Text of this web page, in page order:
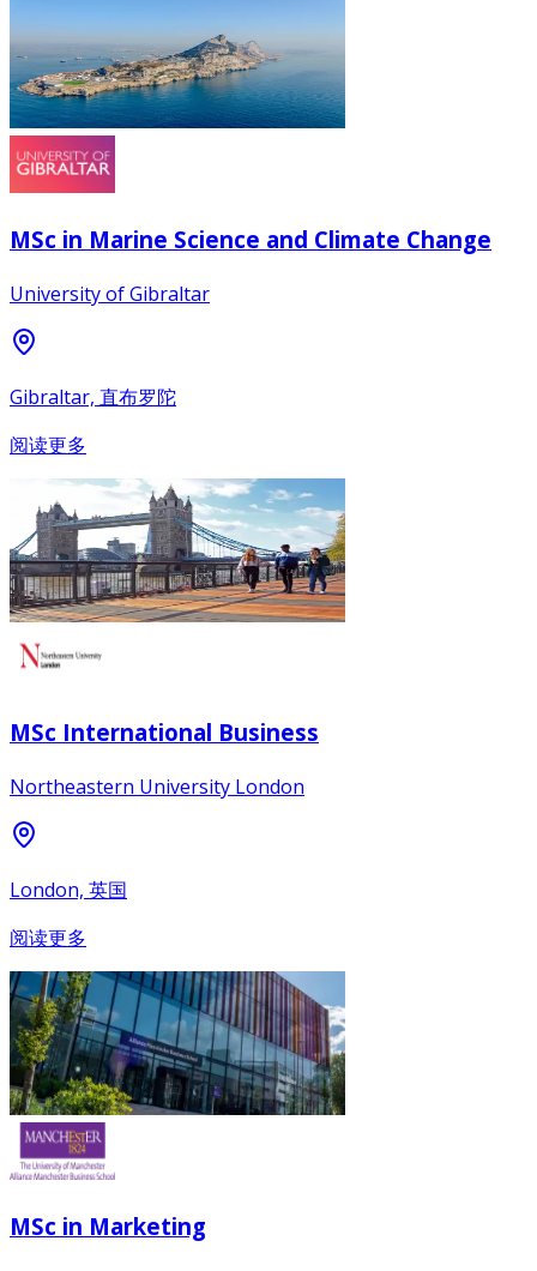
MSc in Marine Science and Climate Change
University of Gibraltar
Gibraltar, 直布罗陀
阅读更多
MSc International Business
Northeastern University London
London, 英国
阅读更多
MSc in Marketing